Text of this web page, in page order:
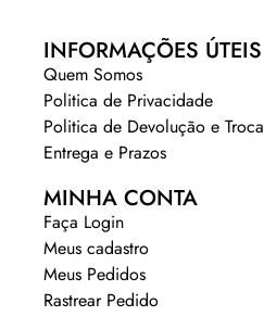
INFORMAÇÕES ÚTEIS
Quem Somos
Politica de Privacidade
Politica de Devolução e Troca
Entrega e Prazos
MINHA CONTA
Faça Login
Meus cadastro
Meus Pedidos
Rastrear Pedido